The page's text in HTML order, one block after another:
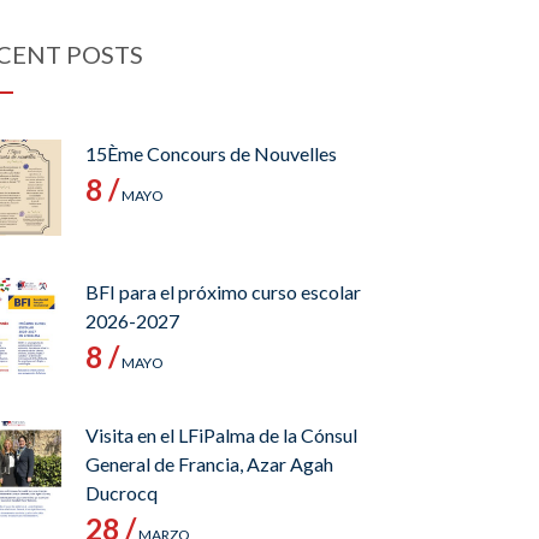
POSTS
15Ème Concours de Nouvelles
8 /MAYO
BFI para el próximo curso escolar
2026-2027
8 /MAYO
Visita en el LFiPalma de la Cónsul
General de Francia, Azar Agah
Ducrocq
28 /MARZO